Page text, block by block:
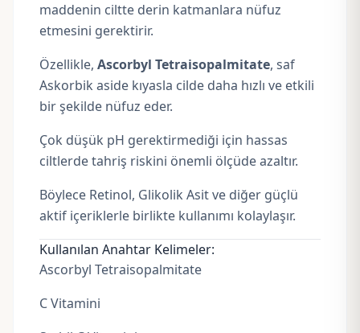
maddenin ciltte derin katmanlara nüfuz
etmesini gerektirir.
Özellikle, Ascorbyl Tetraisopalmitate, saf
Askorbik aside kıyasla cilde daha hızlı ve etkili
bir şekilde nüfuz eder.
Çok düşük pH gerektirmediği için hassas
ciltlerde tahriş riskini önemli ölçüde azaltır.
Böylece Retinol, Glikolik Asit ve diğer güçlü
aktif içeriklerle birlikte kullanımı kolaylaşır.
Kullanılan Anahtar Kelimeler:
Ascorbyl Tetraisopalmitate
C Vitamini